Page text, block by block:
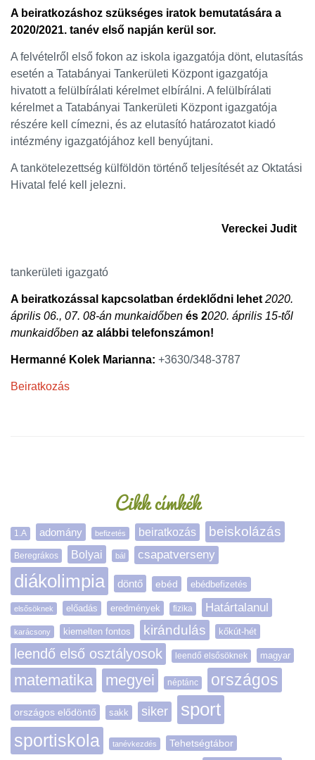
A beiratkozáshoz szükséges iratok bemutatására a
2020/2021. tanév első napján kerül sor.
A felvételről első fokon az iskola igazgatója dönt, elutasítás
esetén a Tatabányai Tankerületi Központ igazgatója
hivatott a felülbírálati kérelmet elbírálni. A felülbírálati
kérelmet a Tatabányai Tankerületi Központ igazgatója
részére kell címezni, és az elutasító határozatot kiadó
intézmény igazgatójához kell benyújtani.
A tankötelezettség külföldön történő teljesítését az Oktatási
Hivatal felé kell jelezni.
Vereckei Judit
tankerületi igazgató
A beiratkozással kapcsolatban érdeklődni lehet 2020.
április 06., 07. 08-án munkaidőben és 2020. április 15-től
munkaidőben az alábbi telefonszámon!
Hermanné Kolek Marianna: +3630/348-3787
Beiratkozás
Cikk címkék
1.A adomány befizetés beiratkozás beiskolázás
Beregrákos Bolyai bál csapatverseny
diákolimpia döntő ebéd ebédbefizetés
elsősöknek előadás eredmények fizika Határtalanul
karácsony kiemelten fontos kirándulás kőkút-hét
leendő első osztályosok leendő elsősöknek magyar
matematika megyei néptánc országos
országos elődöntő sakk siker sport
sportiskola tanévkezdés Tehetségtábor